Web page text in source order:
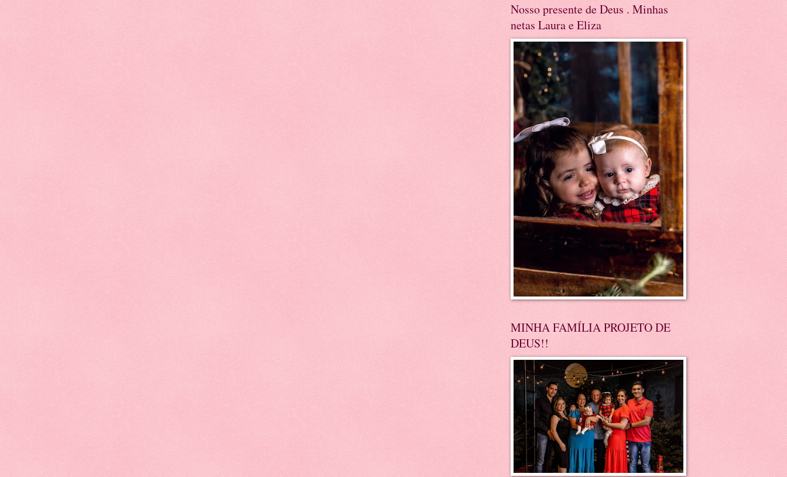
Nosso presente de Deus . Minhas
netas Laura e Eliza
MINHA FAMÍLIA PROJETO DE
DEUS!!